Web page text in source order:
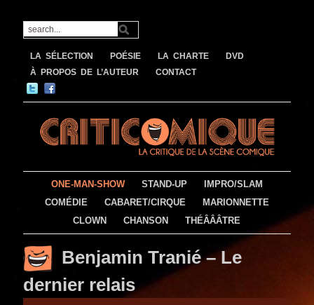
LA SÉLECTION POÉSIE LA CHARTE
DVD
À PROPOS DE L’AUTEUR
CONTACT
ONE-MAN-SHOW STAND-UP
IMPRO/SLAM
COMÉDIE
CABARET/CIRQUE
MARIONNETTE
CLOWN
CHANSON THÉÂÂÂTRE
Benjamin Tranié – Le
dernier relais